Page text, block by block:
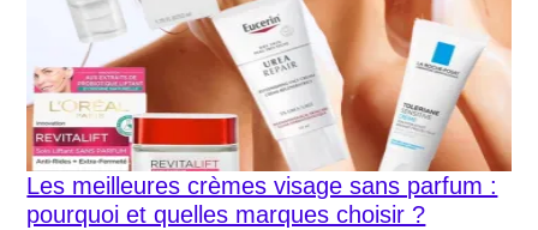
Les meilleures crèmes visage sans parfum :
pourquoi et quelles marques choisir ?